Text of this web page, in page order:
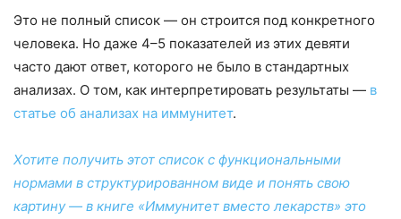
Это не полный список — он строится под конкретного
человека. Но даже 4–5 показателей из этих девяти
часто дают ответ, которого не было в стандартных
анализах. О том, как интерпретировать результаты — в
статье об анализах на иммунитет.
Хотите получить этот список с функциональными
нормами в структурированном виде и понять свою
картину — в книге «Иммунитет вместо лекарств» это